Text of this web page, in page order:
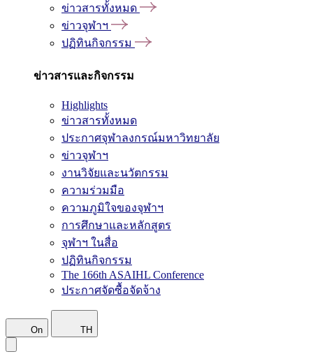
ข่าวสารทั้งหมด
ข่าวจุฬาฯ
ปฏิทินกิจกรรม
ข่าวสารและกิจกรรม
Highlights
ข่าวสารทั้งหมด
ประกาศจุฬาลงกรณ์มหาวิทยาลัย
ข่าวจุฬาฯ
งานวิจัยและนวัตกรรม
ความร่วมมือ
ความภูมิใจของจุฬาฯ
การศึกษาและหลักสูตร
จุฬาฯ ในสื่อ
ปฏิทินกิจกรรม
The 166th ASAIHL Conference
ประกาศจัดซื้อจัดจ้าง
On TH